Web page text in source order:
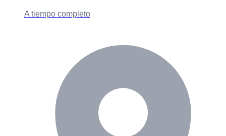
A tiempo completo